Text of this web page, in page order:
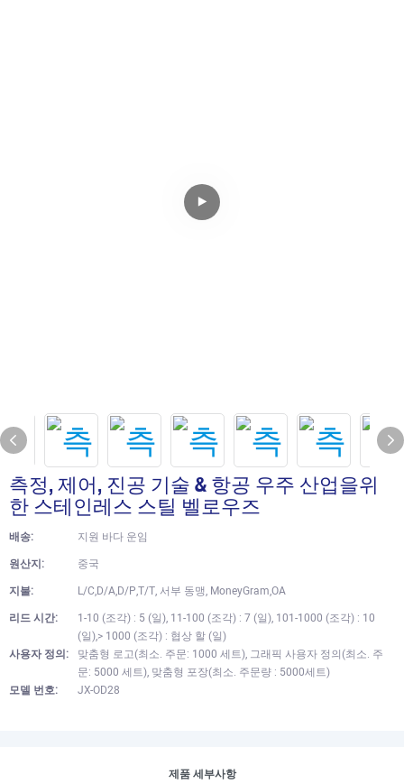
측정, 제어, 진공 기술 & 항공 우주 산업을위
한 스테인레스 스틸 벨로우즈
배송:
지원 바다 운임
원산지:
중국
지불:
L/C,D/A,D/P,T/T, 서부 동맹, MoneyGram,OA
리드 시간:
1-10 (조각) : 5 (일), 11-100 (조각) : 7 (일), 101-1000 (조각) : 10
(일),> 1000 (조각) : 협상 할 (일)
사용자 정의:
맞춤형 로고(최소. 주문: 1000 세트), 그래픽 사용자 정의(최소. 주
문: 5000 세트), 맞춤형 포장(최소. 주문량 : 5000세트)
모델 번호:
JX-OD28
제품 세부사항